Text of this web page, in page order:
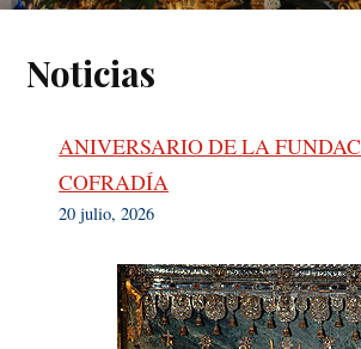
Noticias
ANIVERSARIO DE LA
COFRADÍA
20 julio, 2026